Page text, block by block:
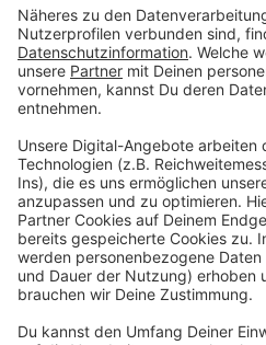
Viewing-Orten auch typisch
den passenden Getränken
findet ihr die Übersichtskarte:
Anzeige